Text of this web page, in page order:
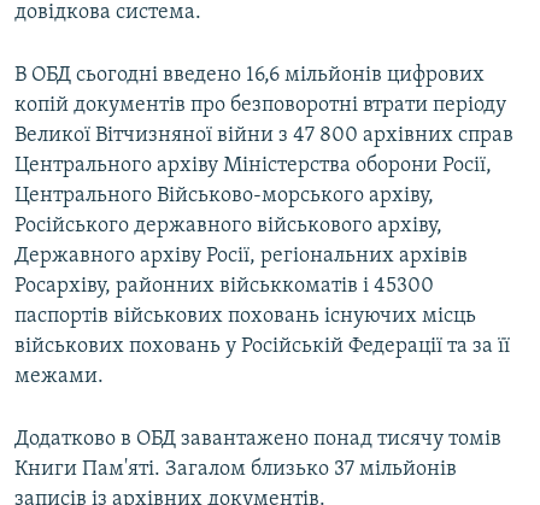
довідкова система.
В ОБД сьогодні введено 16,6 мільйонів цифрових
копій документів про безповоротні втрати періоду
Великої Вітчизняної війни з 47 800 архівних справ
Центрального архіву Міністерства оборони Росії,
Центрального Військово-морського архіву,
Російського державного військового архіву,
Державного архіву Росії, регіональних архівів
Росархіву, районних військкоматів і 45300
паспортів військових поховань існуючих місць
військових поховань у Російській Федерації та за її
межами.
Додатково в ОБД завантажено понад тисячу томів
Книги Пам'яті. Загалом близько 37 мільйонів
записів із архівних документів.